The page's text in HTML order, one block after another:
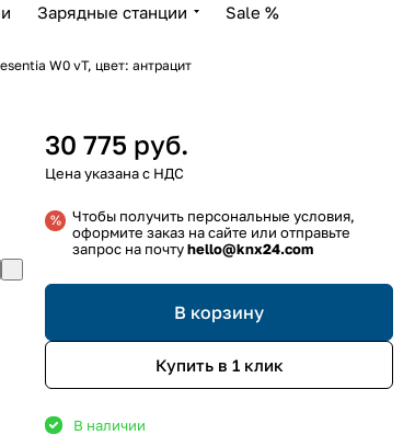
Зарядные станции Sale %
W0 vT, цвет: антрацит
30 775 руб.
Чтобы получить персональные условия,
оформите заказ на сайте или отправьте
запрос на почтуhello@knx24.com
В корзину
Купить в 1 клик
В наличии